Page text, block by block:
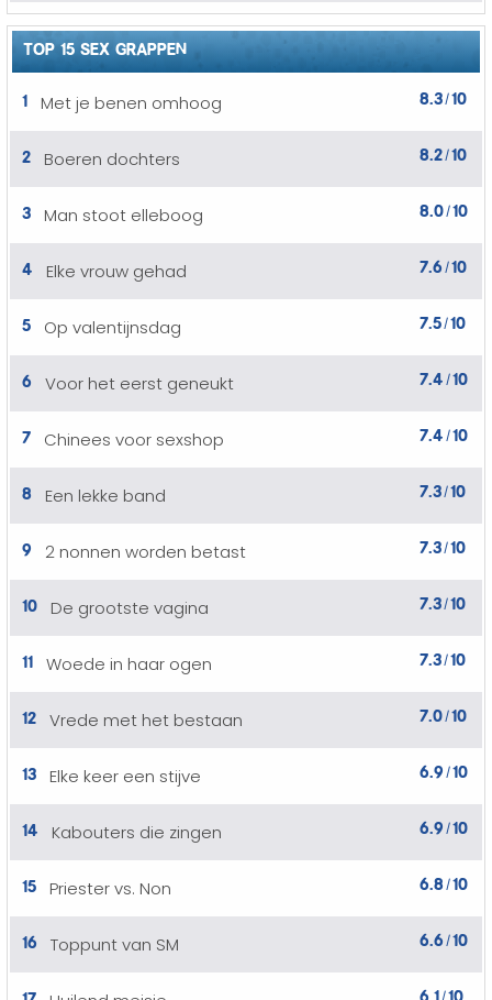
TOP 15 SEX GRAPPEN
1
Met je benen omhoog 8.3/10
2 Boeren dochters 8.2/10
3 Man stoot elleboog 8.0/10
4 Elke vrouw gehad 7.6 /10
5 Op valentijnsdag 7.5/10
6 Voor het eerst geneukt 7.4 /10
7 Chinees voor sexshop 7.4 /10
8 Een lekke band 7.3/10
9 2 nonnen worden betast 7.3/10
10 De grootste vagina 7.3/10
11 Woede in haar ogen 7.3/10
12 Vrede met het bestaan 7.0/10
13 Elke keer een stijve 6.9 /10
14 Kabouters die zingen 6.9 /10
15 Priester vs. Non 6.8/10
16 Toppunt van SM 6.6 /10
6.1 10